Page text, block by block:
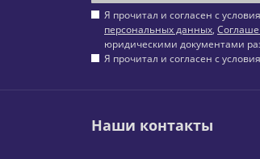
Я прочитал и согласен с
персональных данных,
юридическими документами
Я прочитал и согласен с
Наши контакты